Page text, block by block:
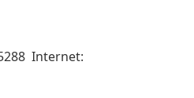
Internet: